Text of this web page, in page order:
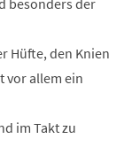
Hüfte, den Knien
vor allem ein
im Takt zu